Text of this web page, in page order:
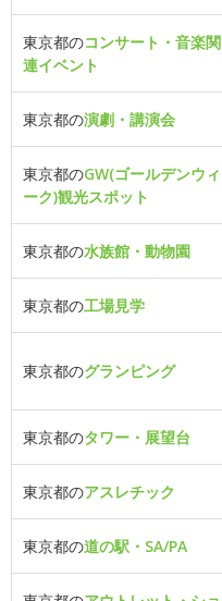
東京都のコンサート・音楽関
連イベント
東京都の演劇・講演会
東京都のGW(ゴールデンウィ
ーク)観光スポット
東京都の水族館・動物園
東京都の工場見学
東京都のグランピング
東京都のタワー・展望台
東京都のアスレチック
東京都の道の駅・SA/PA